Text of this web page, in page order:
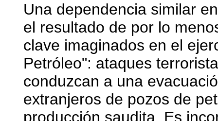
Una dependencia similar
el resultado de por lo
clave imaginados en el
Petróleo": ataques
conduzcan a una
extranjeros de pozos de
producción saudita. Es